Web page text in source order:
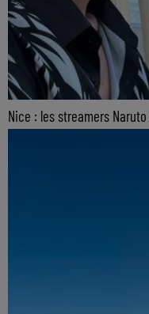
Nice : les streamers